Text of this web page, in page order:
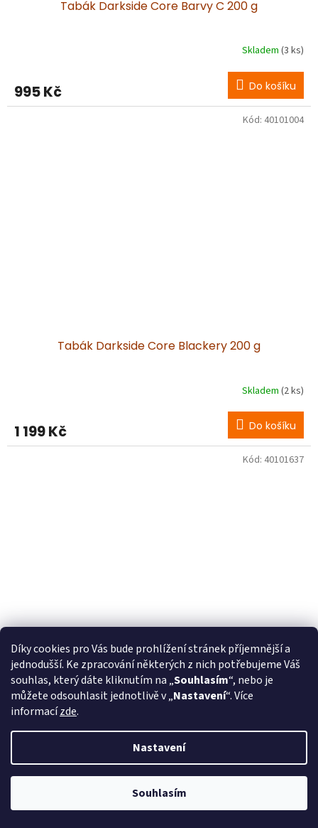
Díky cookies pro Vás bude prohlížení stránek příjemnější a
jednodušší. Ke zpracování některých z nich potřebujeme Váš
souhlas, který dáte kliknutím na „Souhlasím“, nebo je
můžete odsouhlasit jednotlivě v „Nastavení“. Více
informacízde.
Nastavení
Souhlasím
Při procesu objednávání bude ověřeno, zda jste starší 18ti let pomocí
bankovní identity. Při převzetí zboží od kurýra bude také ověřeno, zda
Tabák Darkside Core Barvy C 200 g
Skladem (3 ks)
995 Kč Do košíku
Tabák Darkside Core Blackery 200 g
Skladem (2 ks)
1 199 Kč Do košíku
Kód: 40101004
Tabák Darkside Core Hola 30 g
Skladem(4 ks)
210 Kč Do košíku
Kód: 40101637